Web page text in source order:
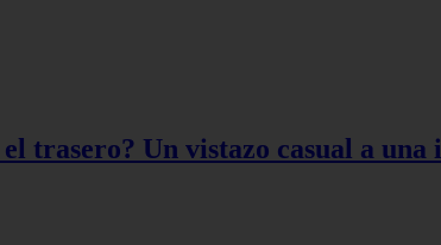
trasero? Un vistazo casual a una